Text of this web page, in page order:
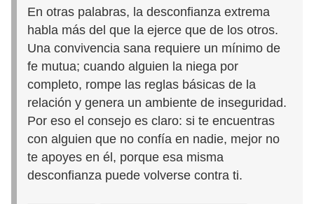
En otras palabras, la desconfianza extrema
habla más del que la ejerce que de los otros.
Una convivencia sana requiere un mínimo de
fe mutua; cuando alguien la niega por
completo, rompe las reglas básicas de la
relación y genera un ambiente de inseguridad.
Por eso el consejo es claro: si te encuentras
con alguien que no confía en nadie, mejor no
te apoyes en él, porque esa misma
desconfianza puede volverse contra ti.